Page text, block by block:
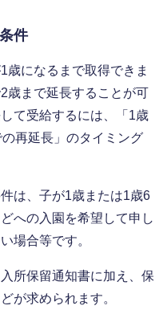
件
歳になるまで取得できま
歳まで延長することが可
て受給するには、「1歳
再延長」のタイミング
は、子が1歳または1歳6
への入園を希望して申し
場合等です。
所保留通知書に加え、保
が求められます。